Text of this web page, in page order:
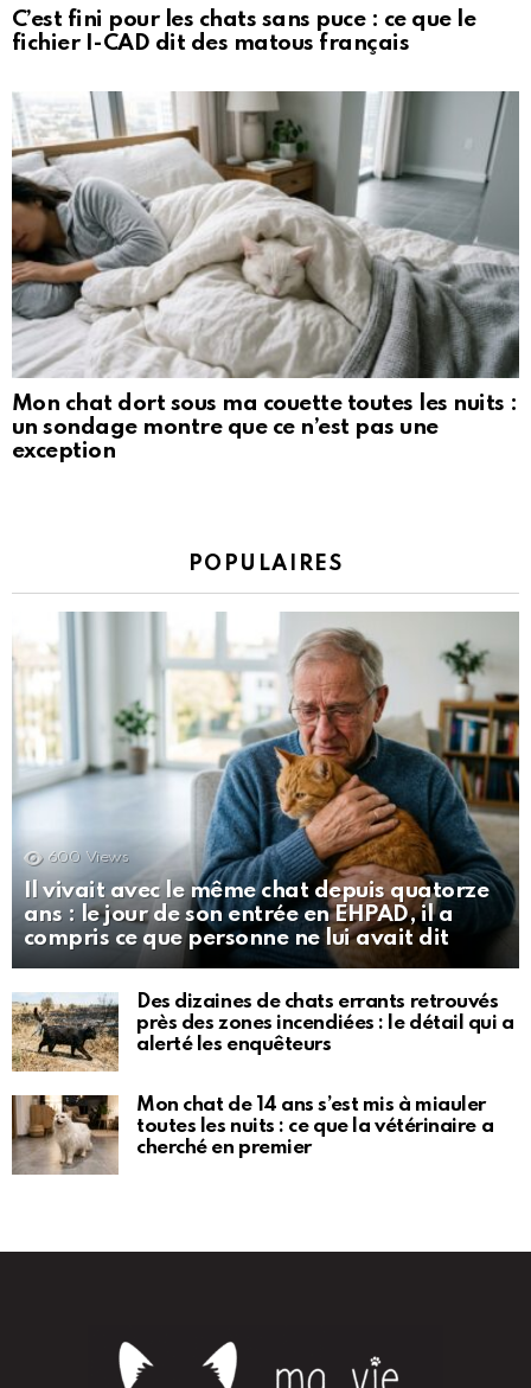
C’est fini pour les chats sans puce : ce que le
fichier I-CAD dit des matous français
Mon chat dort sous ma couette toutes les nuits :
un sondage montre que ce n’est pas une
exception
POPULAIRES
600 Views
Il vivait avec le même chat depuis quatorze
ans : le jour de son entrée en EHPAD, il a
compris ce que personne ne lui avait dit
Des dizaines de chats errants retrouvés
près des zones incendiées : le détail qui a
alerté les enquêteurs
Mon chat de 14 ans s’est mis à miauler
toutes les nuits : ce que la vétérinaire a
cherché en premier